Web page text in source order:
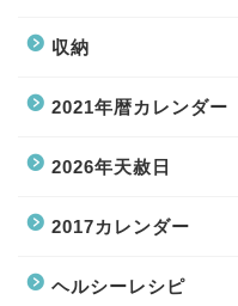
収納
2021年暦カレンダー
2026年天赦日
2017カレンダー
ヘルシーレシピ